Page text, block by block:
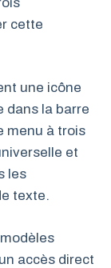
cette
une icône
dans la barre
menu à trois
et
les
texte.
accès direct